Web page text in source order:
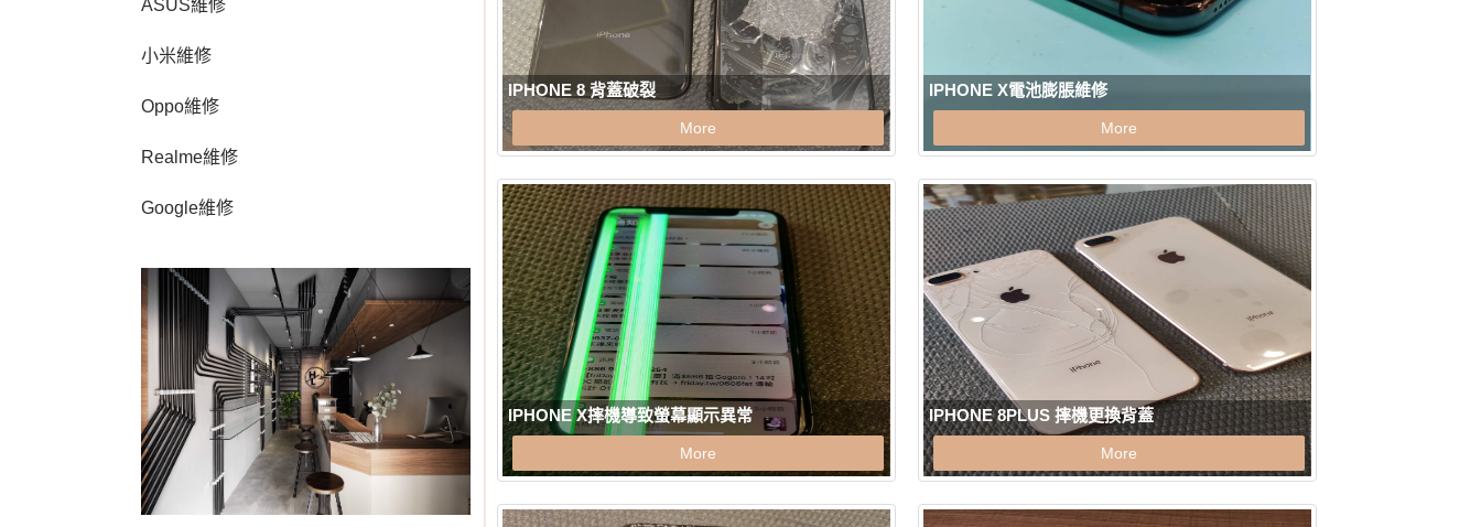
IPHONE 8 背蓋破裂
More
IPHONE X電池膨脹維修
More
IPHONE X摔機導致螢幕顯示異常
More
IPHONE 8PLUS 摔機更換背蓋
More
ASUS維修
小米維修
Oppo維修
Realme維修
Google維修